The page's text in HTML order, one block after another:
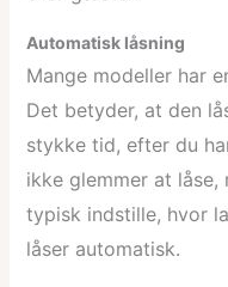
Automatisk låsning
Mange modeller har
Det betyder, at den
stykke tid, efter du
ikke glemmer at låse,
typisk indstille, hvor
låser automatisk.